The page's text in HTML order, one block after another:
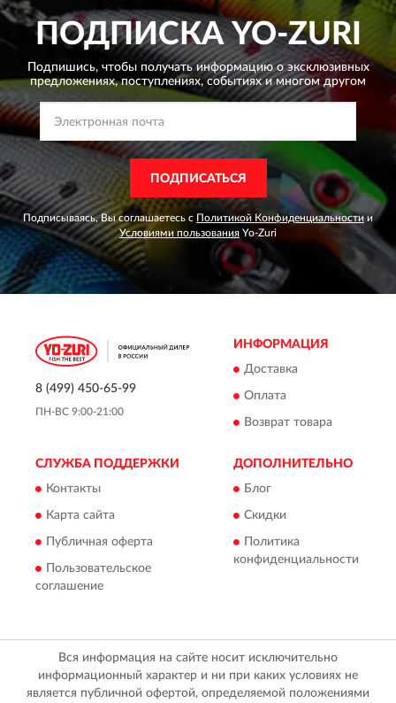
ПОДПИСКАYO-ZURI
Подпишись, чтобы получать информацию о эксклюзивных
предложениях,поступлениях, событиях и многом другом
ПОДПИСАТЬСЯ
Подписываясь, Вы соглашаетесь с Политикой Конфиденциальности и
Условиями пользования Yo-Zuri
8 (499) 450-65-99
ПН-ВС 9:00-21:00
ИНФОРМАЦИЯ
Доставка
Оплата
Возврат товара
СЛУЖБА ПОДДЕРЖКИ
Контакты
Карта сайта
Публичная оферта
Пользовательское
соглашение
ДОПОЛНИТЕЛЬНО
Блог
Скидки
Политика
конфиденциальности
Вся информация на сайте носит исключительно
информационный характер и ни при каких условиях не
является публичной офертой, определяемой положениями